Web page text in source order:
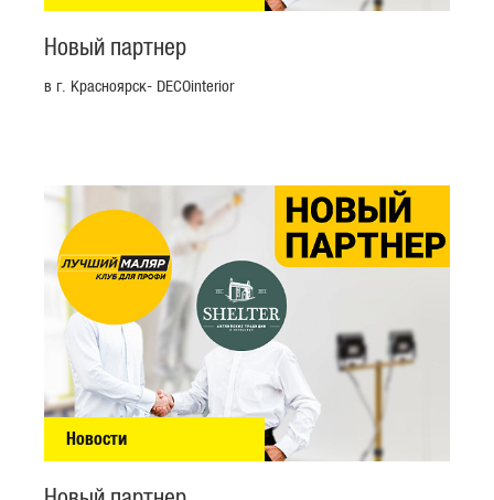
Новый партнер
в г. Красноярск- DECOinterior
Новости